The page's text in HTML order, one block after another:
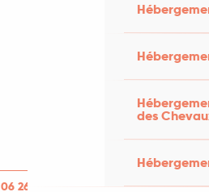
des
06 26 52 07